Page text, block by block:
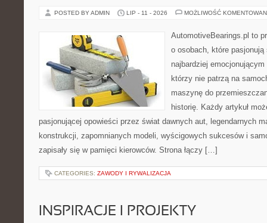
POSTED BY ADMIN LIP - 11 - 2026 MOŻLIWOŚĆ
AutomotiveBearings.pl to
o osobach, które
najbardziej
którzy nie patrzą na
maszynę do
historię. Każdy artykuł
pasjonującej opowieści przez świat dawnych aut, legendarnych
konstrukcji, zapomnianych modeli, wyścigowych sukcesów i
zapisały się w pamięci kierowców. Strona łączy […]
CATEGORIES: ZAWODY I RYWALIZACJA
INSPIRACJE I PROJEKTY